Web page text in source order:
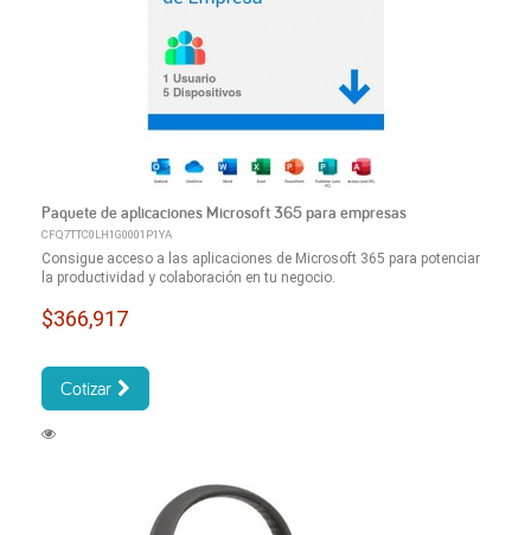
Paquete de aplicaciones Microsoft 365 para empresas
CFQ7TTC0LH1G0001P1YA
Consigue acceso a las aplicaciones de Microsoft 365 para potenciar
la productividad y colaboración en tu negocio.
$366,917
Cotizar